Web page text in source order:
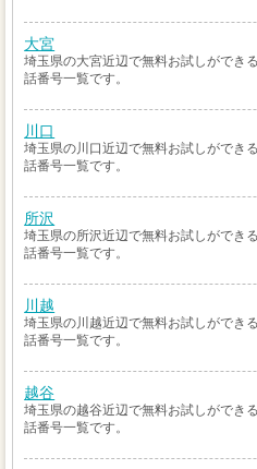
大宮
埼玉県の大宮近辺で無料お試しができ
話番号一覧です。
川口
埼玉県の川口近辺で無料お試しができ
話番号一覧です。
所沢
埼玉県の所沢近辺で無料お試しができ
話番号一覧です。
川越
埼玉県の川越近辺で無料お試しができ
話番号一覧です。
越谷
埼玉県の越谷近辺で無料お試しができ
話番号一覧です。